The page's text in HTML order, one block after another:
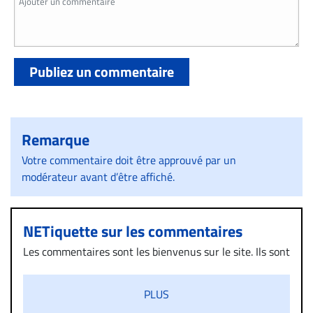
Publiez un commentaire
Remarque
Votre commentaire doit être approuvé par un
modérateur avant d’être affiché.
NETiquette sur les commentaires
Les commentaires sont les bienvenus sur le site. Ils sont
diffamatoire. Si malgré cette politique de modération,
PLUS